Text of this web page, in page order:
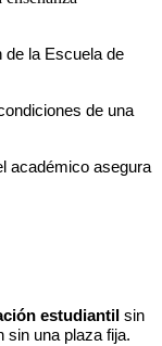
de la Escuela de
de una
académico asegura
estudiantil sin
sin una plaza fija.